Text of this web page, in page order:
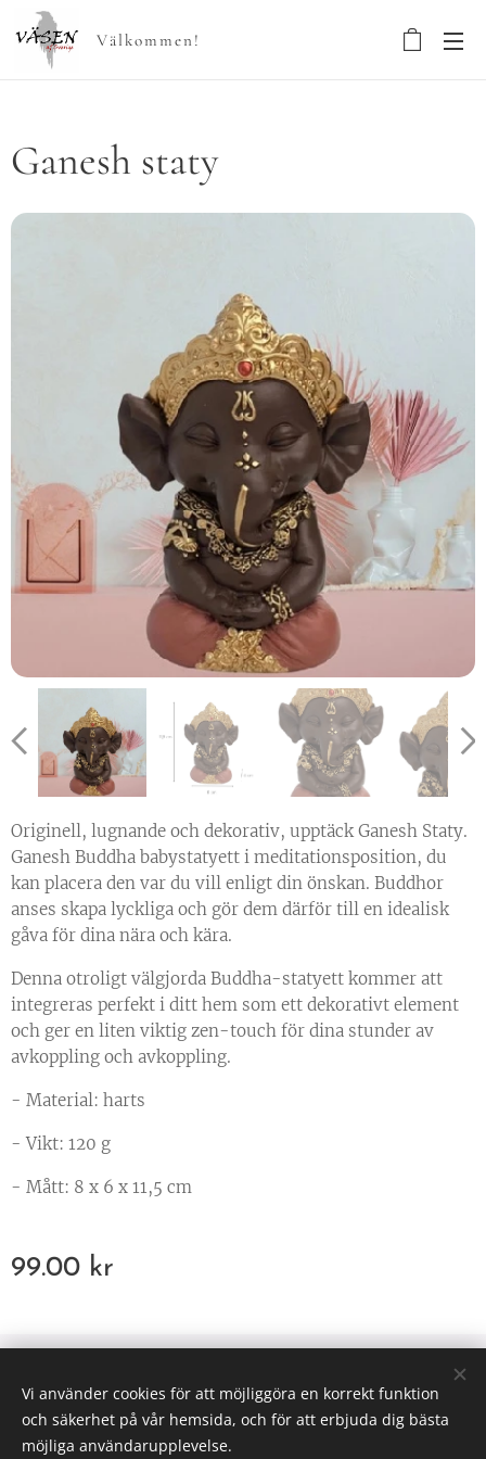
Välkommen!
Ganesh staty
Originell, lugnande och dekorativ, upptäck Ganesh Staty.
Ganesh Buddha babystatyett i meditationsposition, du
kan placera den var du vill enligt din önskan. Buddhor
anses skapa lyckliga och gör dem därför till en idealisk
gåva för dina nära och kära.
Denna otroligt välgjorda Buddha-statyett kommer att
integreras perfekt i ditt hem som ett dekorativt element
och ger en liten viktig zen-touch för dina stunder av
avkoppling och avkoppling.
- Material: harts
- Vikt: 120 g
- Mått: 8 x 6 x 11,5 cm
99.00 kr
Väsen af Sverige Cookies
Vi använder cookies för att möjliggöra en korrekt funktion
och säkerhet på vår hemsida, och för att erbjuda dig bästa
möjliga användarupplevelse.